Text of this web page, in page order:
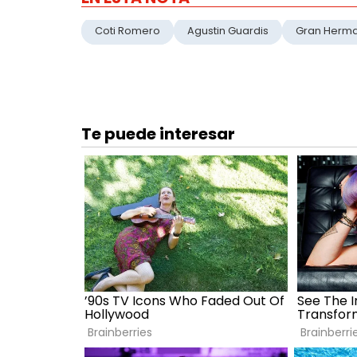
Coti Romero Agustin Guardis Gran